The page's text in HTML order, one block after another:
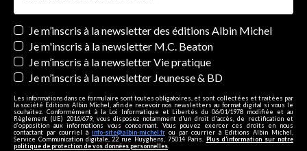
Newsletters
Je m’inscris à la newsletter des éditions Albin Michel
Je m'inscris à la newsletter M.C. Beaton
Je m’inscris à la newsletter Vie pratique
Je m’inscris à la newsletter Jeunesse & BD
Les informations dans ce formulaire sont toutes obligatoires, et sont collectées et traitées par
la société Editions Albin Michel, afin de recevoir nos newsletters au format digital si vous le
souhaitez. Conformément à la Loi Informatique et Libertés du 06/01/1978 modifiée et au
Règlement (UE) 2016/679, vous disposez notamment d'un droit d'accès, de rectification et
d’opposition aux informations vous concernant. Vous pouvez exercer ces droits en nous
contactant par courriel à info-site@albin-michel.fr ou par courrier à Editions Albin Michel,
Service Communication digitale, 22 rue Huyghens, 75014 Paris. Plus d’information sur notre
politique de protection de vos données personnelles